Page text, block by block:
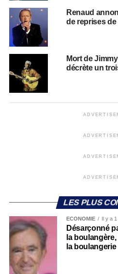
Renaud
de reprises
Mort de
décrète un
LES PLUS
ECONOMIE Il y a
Désarçonné
la
la boulangerie